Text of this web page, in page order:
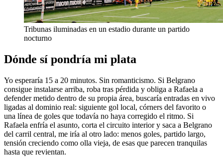
Tribunas iluminadas en un estadio durante un partido
nocturno
Dónde sí pondría mi plata
Yo esperaría 15 a 20 minutos. Sin romanticismo. Si Belgrano
consigue instalarse arriba, roba tras pérdida y obliga a Rafaela a
defender metido dentro de su propia área, buscaría entradas en vivo
ligadas al dominio real: siguiente gol local, córners del favorito o
una línea de goles que todavía no haya corregido el ritmo. Si
Rafaela enfría el asunto, corta el circuito interior y saca a Belgrano
del carril central, me iría al otro lado: menos goles, partido largo,
tensión creciendo como olla vieja, de esas que parecen tranquilas
hasta que revientan.